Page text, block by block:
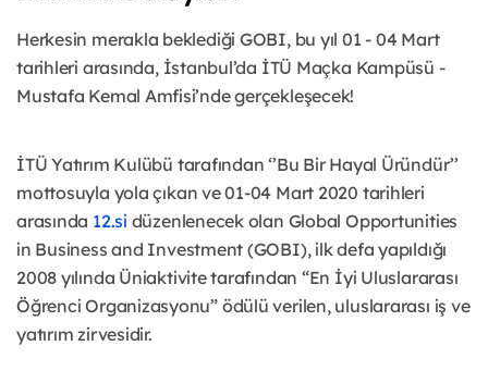
Herkesin merakla beklediği GOBI, bu yıl 01 - 04 Mart
tarihleri arasında, İstanbul’da İTÜ Maçka Kampüsü -
Mustafa Kemal Amfisi’nde gerçekleşecek!
İTÜ Yatırım Kulübü tarafından ‘’Bu Bir Hayal Üründür’’
mottosuyla yola çıkan ve 01-04 Mart 2020 tarihleri
arasında 12.si düzenlenecek olan Global Opportunities
in Business and Investment (GOBI), ilk defa yapıldığı
2008 yılında Üniaktivite tarafından “En İyi Uluslararası
Öğrenci Organizasyonu” ödülü verilen, uluslararası iş ve
yatırım zirvesidir.